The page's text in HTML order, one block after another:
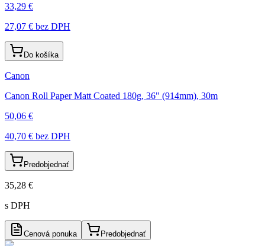
33,29 €
27,07 € bez DPH
Do košíka
Canon
Canon Roll Paper Matt Coated 180g, 36" (914mm), 30m
50,06 €
40,70 € bez DPH
Predobjednať
35,28 €
s DPH
Cenová ponuka Predobjednať